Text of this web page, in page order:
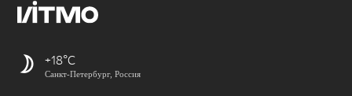
+18
Санкт-Петербург, Россия